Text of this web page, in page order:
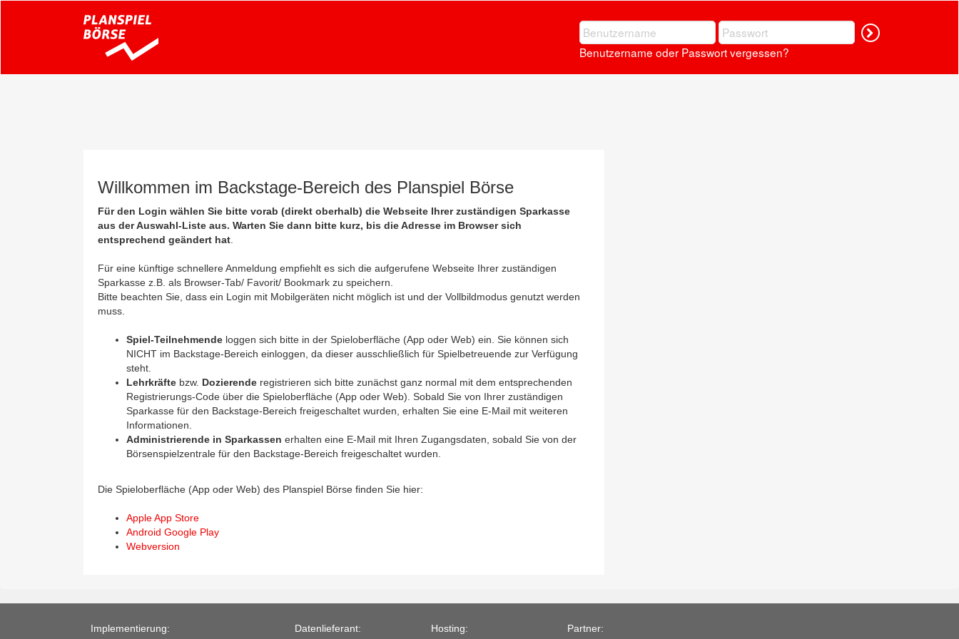
Log in
Benutzername oder Passwort vergessen?
Willkommen im Backstage-Bereich des Planspiel Börse
Für den Login wählen Sie bitte vorab (direkt oberhalb) die Webseite Ihrer zuständigen Sparkasse
aus der Auswahl-Liste aus. Warten Sie dann bitte kurz, bis die Adresse im Browser sich
entsprechend geändert hat
Für eine künftige schnellere Anmeldung empfiehlt es sich die aufgerufene Webseite Ihrer zuständigen
Sparkasse z.B. als Browser-Tab/ Favorit/ Bookmark zu speichern.
Bitte beachten Sie, dass ein Login mit Mobilgeräten nicht möglich ist und der Vollbildmodus genutzt werden
muss.
Spiel-Teilnehmende loggen sich bitte in der Spieloberfläche (App oder Web) ein. Sie können sich
NICHT im Backstage-Bereich einloggen, da dieser ausschließlich für Spielbetreuende zur Verfügung
steht.
Lehrkräfte bzw. Dozierende registrieren sich bitte zunächst ganz normal mit dem entsprechenden
Registrierungs-Code über die Spieloberfläche (App oder Web). Sobald Sie von Ihrer zuständigen
Sparkasse für den Backstage-Bereich freigeschaltet wurden, erhalten Sie eine E-Mail mit weiteren
Informationen.
Administrierende in Sparkassen erhalten eine E-Mail mit Ihren Zugangsdaten, sobald Sie von der
Börsenspielzentrale für den Backstage-Bereich freigeschaltet wurden.
Die Spieloberfläche (App oder Web) des Planspiel Börse finden Sie hier:
Apple App Store
Android Google Play
Webversion
Implementierung: Datenlieferant: Hosting: Partner: